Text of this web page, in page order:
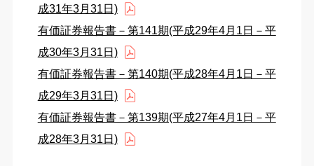
成31年3月31日)
有価証券報告書－第141期(平成29年4月1日－平
成30年3月31日)
有価証券報告書－第140期(平成28年4月1日－平
成29年3月31日)
有価証券報告書－第139期(平成27年4月1日－平
成28年3月31日)